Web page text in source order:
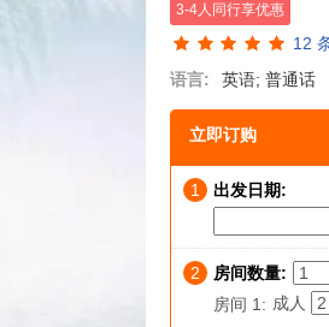
3-4人同行享优惠
12
语言:
英语; 普通话
立即订购
1 出发日期:
2
房间数量:
房间 1: 成人